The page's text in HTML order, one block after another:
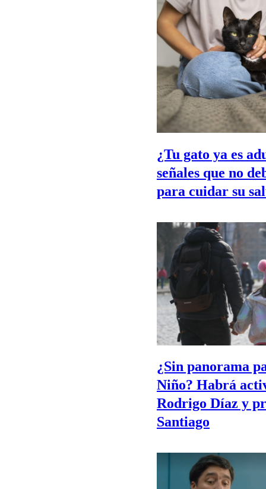
¿Tu gato ya es
señales que no
para cuidar su
¿Sin panorama
Niño? Habrá
Rodrigo Díaz y
Santiago